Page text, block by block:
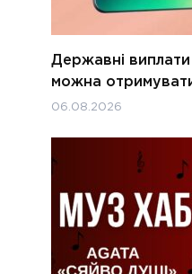
Державні виплати
можна
06.08.2026